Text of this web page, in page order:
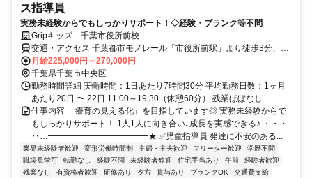
ス指導員
実務未経験からでもしっかりサポート！◇経験・ブランク等不問
Gripキッズ 千葉市役所前校
交通・アクセス 千葉都市モノレール「市役所前駅」より徒歩3分、京
成千葉線「新千葉駅」徒歩10分
月給225,000円～270,000円
千葉県千葉市中央区
勤務時間詳細 実働時間：1日あたり7時間30分 平均勤務日数：1ヶ月
あたり20日 〜 22日 11:00～19:30（休憩60分） 残業ほぼなし
仕事内容 「療育の見える化」を目指しています◎ 実務未経験からで
もしっかりサポート！ 1人1人に向き合い､成長を実感できる♪ ・・・
‥…━━━━━━━━━━━━★ ✅児童指導員 発達に不安のある...
業界未経験者歓迎 変形労働時間制 主婦・主夫歓迎 フリーター歓迎
学歴不問
職場見学可
転勤なし 経験不問 未経験者歓迎 住宅手当あり 午前
経験者歓迎
残業なし
有資格者歓迎 研修あり 夕方 賞与あり ブランクOK
交通費支給